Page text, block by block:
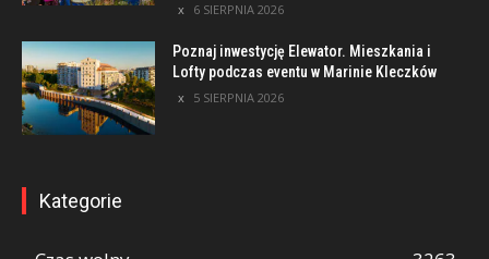
6 SIERPNIA 2026
Poznaj inwestycję Elewator. Mieszkania i
Lofty podczas eventu w Marinie Kleczków
5 SIERPNIA 2026
Kategorie